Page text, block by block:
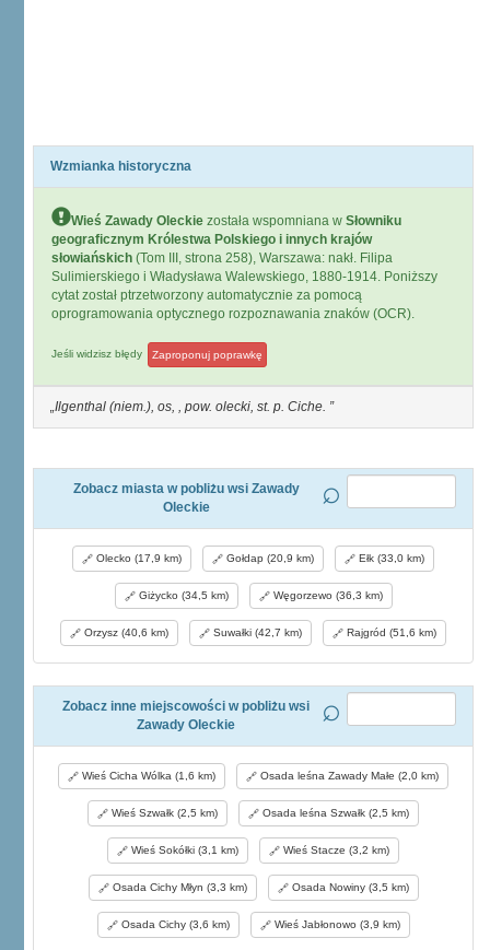
Wzmianka historyczna
Wieś Zawady Oleckie została wspomniana w Słowniku
geograficznym Królestwa Polskiego i innych krajów
słowiańskich (Tom III, strona 258), Warszawa: nakł. Filipa
Sulimierskiego i Władysława Walewskiego, 1880-1914. Poniższy
cytat został ptrzetworzony automatycznie za pomocą
oprogramowania optycznego rozpoznawania znaków (OCR).
Jeśli widzisz błędy Zaproponuj poprawkę
Ilgenthal (niem.), os, , pow. olecki, st. p. Ciche.
Zobacz miasta w pobliżu wsi Zawady
Oleckie
Olecko (17,9 km) Gołdap (20,9 km) Ełk (33,0 km)
Giżycko (34,5 km) Węgorzewo (36,3 km)
Orzysz (40,6 km) Suwałki (42,7 km) Rajgród (51,6 km)
Zobacz inne miejscowości w pobliżu wsi
Zawady Oleckie
Wieś Cicha Wólka (1,6 km) Osada leśna Zawady Małe (2,0 km)
Wieś Szwałk (2,5 km) Osada leśna Szwałk (2,5 km)
Wieś Sokółki (3,1 km) Wieś Stacze (3,2 km)
Osada Cichy Młyn (3,3 km) Osada Nowiny (3,5 km)
Osada Cichy (3,6 km) Wieś Jabłonowo (3,9 km)